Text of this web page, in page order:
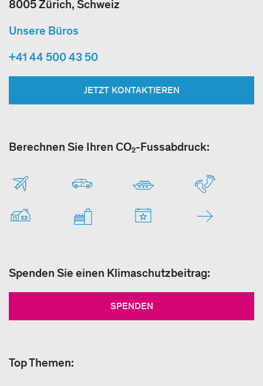
8005 Zürich, Schweiz
Unsere Büros
+41 44 500 43 50
JETZT KONTAKTIEREN
Berechnen Sie Ihren CO₂-Fussabdruck:
Spenden Sie einen Klimaschutzbeitrag:
SPENDEN
Top Themen: